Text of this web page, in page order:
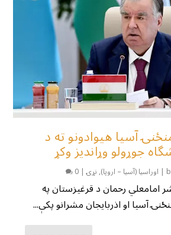
آسیا هیوادونو ته د
جوړولو وړاندیز وکړ
| اوراسیا (آسیا – اروپا),نړۍ|
0
امامعلي رحمان د قرغیزستان په
آسیا او اذربایجان مشرانو پکې...